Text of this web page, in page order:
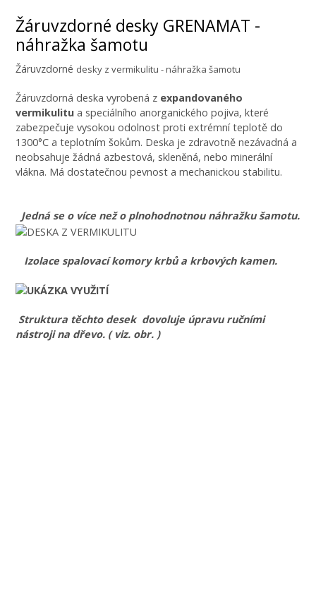
Žáruvzdorné desky GRENAMAT -
náhražka šamotu
Žáruvzdorné desky z vermikulitu -náhražka šamotu
Žáruvzdorná deska vyrobená z expandovaného
vermikulitu a speciálního anorganického pojiva, které
zabezpečuje vysokou odolnost proti extrémní teplotě do
1300°C a teplotním šokům. Deska je zdravotně nezávadná a
neobsahuje žádná azbestová, skleněná, nebo minerální
vlákna. Má dostatečnou pevnost a mechanickou stabilitu.
Jedná se o více než o plnohodnotnou náhražku šamotu.
Izolace spalovací komory krbů a krbových kamen.
Struktura těchto desek dovoluje úpravu ručními
nástroji na dřevo. ( viz. obr. )